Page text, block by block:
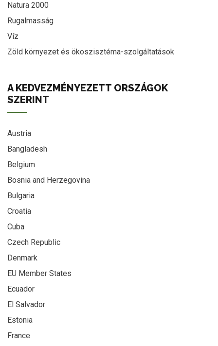
Natura 2000
Rugalmasság
Víz
Zöld környezet és ökoszisztéma-szolgáltatások
A KEDVEZMÉNYEZETT ORSZÁGOK
SZERINT
Austria
Bangladesh
Belgium
Bosnia and Herzegovina
Bulgaria
Croatia
Cuba
Czech Republic
Denmark
EU Member States
Ecuador
El Salvador
Estonia
France